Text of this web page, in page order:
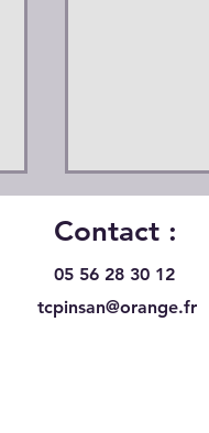
Contact :
05 56 28 30 12
tcpinsan@orange.fr